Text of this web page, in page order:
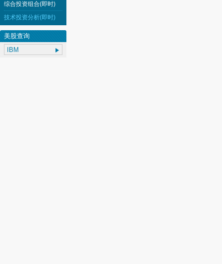
综合投资组合(即时)
技术投资分析(即时)
美股查询